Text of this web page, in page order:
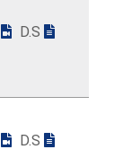
D.S
D.S